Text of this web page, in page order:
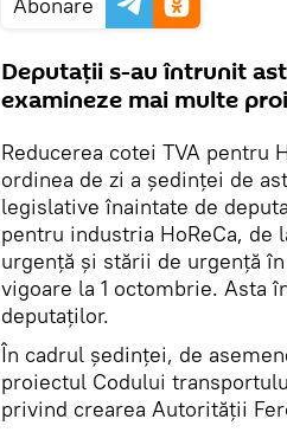
Deputații s-au întrunit
examineze mai multe
Reducerea cotei TVA pentru
ordinea de zi a ședinței de
legislative înaintate de
pentru industria HoReCa, de
urgență și stării de urgență
vigoare la 1 octombrie. Asta
deputaților.
În cadrul ședinței, de
proiectul Codului
privind crearea Autorității